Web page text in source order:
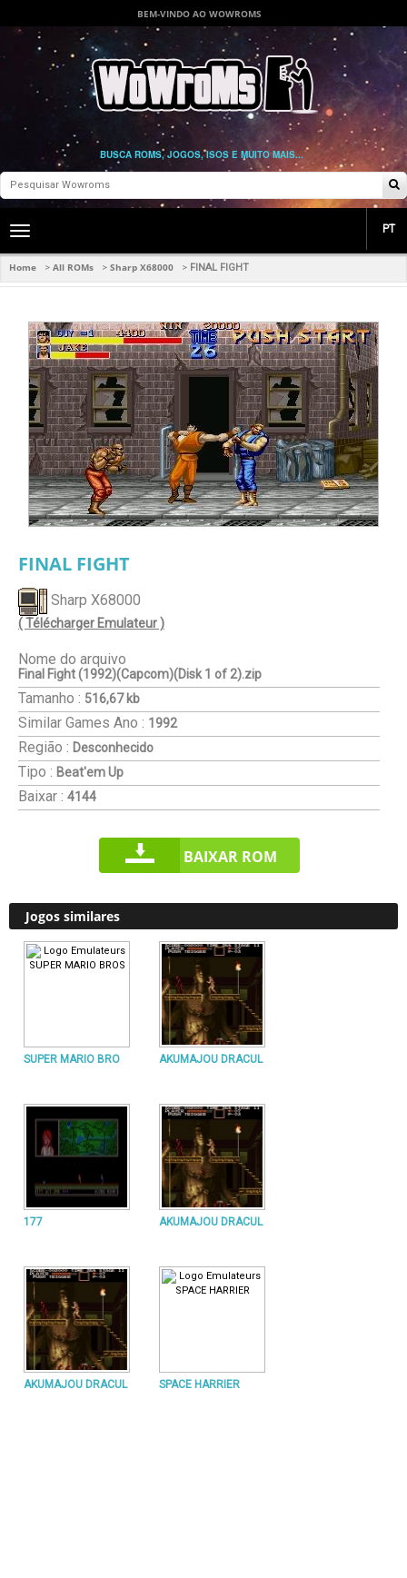
BEM-VINDO AO WOWROMS
BUSCA ROMS, JOGOS, ISOS E MUITO MAIS...
Toggle
navigation
PT
Home > All ROMs > Sharp X68000 > FINAL FIGHT
FINAL FIGHT
Sharp X68000
( Télécharger Emulateur )
Nome do arquivo
Final Fight (1992)(Capcom)(Disk 1 of 2).zip
Tamanho : 516,67 kb
Similar Games Ano : 1992
Região : Desconhecido
Tipo : Beat'em Up
Baixar : 4144
BAIXAR ROM
Jogos similares
SUPER MARIO BRO AKUMAJOU DRACUL
177 AKUMAJOU DRACUL
AKUMAJOU DRACUL SPACE HARRIER